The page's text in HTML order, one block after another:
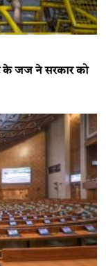
के जज ने सरकार को